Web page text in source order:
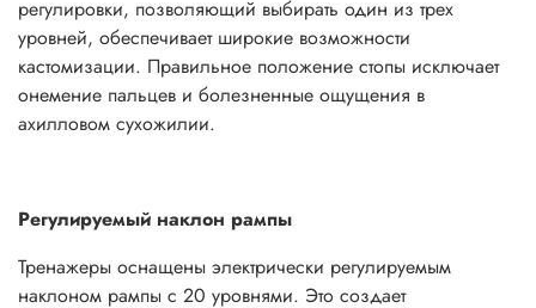
регулировки, позволяющий выбирать один из трех
уровней, обеспечивает широкие возможности
кастомизации. Правильное положение стопы исключает
онемение пальцев и болезненные ощущения в
ахилловом сухожилии.
Регулируемый наклон рампы
Тренажеры оснащены электрически регулируемым
наклоном рампы с 20 уровнями. Это создает